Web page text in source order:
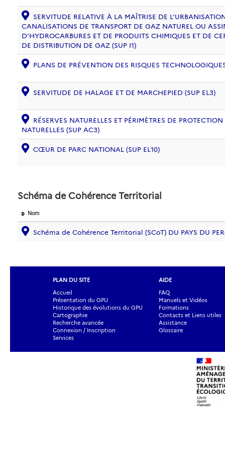
SERVITUDE RELATIVE À LA MAÎTRISE DE
CANALISATIONS DE TRANSPORT DE GAZ NATUREL OU
D’HYDROCARBURES ET DE PRODUITS CHIMIQUES ET DE
DE DISTRIBUTION DE GAZ (SUP I1)
PLANS DE PRÉVENTION DES RISQUES
SERVITUDE DE HALAGE ET DE MARCHEPIED (SUP EL3)
RÉSERVES NATURELLES ET PÉRIMÈTRES DE
NATURELLES (SUP AC3)
CŒUR DE PARC NATIONAL (SUP EL10)
Schéma de Cohérence Territorial
Nom
Schéma de Cohérence Territorial (SCoT) DU PAYS DU
PLAN DU SITE
Accueil
Présentation du GPU
Historique des évolutions du GPU
Cartographie
Recherche avancée
Connexion / Inscription
Services
AIDE
FAQ
Manuels et Vidéos
Formations
Contacts et Liens utiles
Assistance
Glossaire